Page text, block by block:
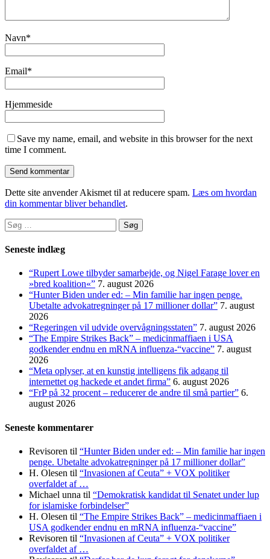
Navn*
Email*
Hjemmeside
Save my name, email, and website in this browser for the next
time I comment.
Dette site anvender Akismet til at reducere spam. Læs om hvordan
din kommentar bliver behandlet.
Søg
efter:
Seneste indlæg
“Rupert Lowe tilbyder samarbejde, og Nigel Farage lover en
»bred koalition«” 7. august 2026
“Hunter Biden under ed: – Min familie har ingen penge.
Ubetalte advokat­regninger på 17 millioner dollar” 7. august
2026
“Regeringen vil udvide overvågningsstaten” 7. august 2026
“The Empire Strikes Back” – medicinmaffiaen i USA
godkender endnu en mRNA influenza-“vaccine” 7. august
2026
“Meta oplyser, at en kunstig intelligens fik adgang til
internettet og hackede et andet firma” 6. august 2026
“FrP på 32 procent – reducerer de andre til små partier” 6.
august 2026
Seneste kommentarer
Revisoren til “Hunter Biden under ed: – Min familie har ingen
penge. Ubetalte advokat­regninger på 17 millioner dollar”
H. Olesen til “Invasionen af Ceuta” + VOX politiker
overfaldet af …
Michael unna til “Demokratisk kandidat til Senatet under lup
for islamiske forbindelser”
H. Olesen til “The Empire Strikes Back” – medicinmaffiaen i
USA godkender endnu en mRNA influenza-“vaccine”
Revisoren til “Invasionen af Ceuta” + VOX politiker
overfaldet af …